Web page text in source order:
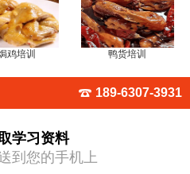
鸡培训 鸭货培训
189-6307-3931
学习资料
到您的手机上